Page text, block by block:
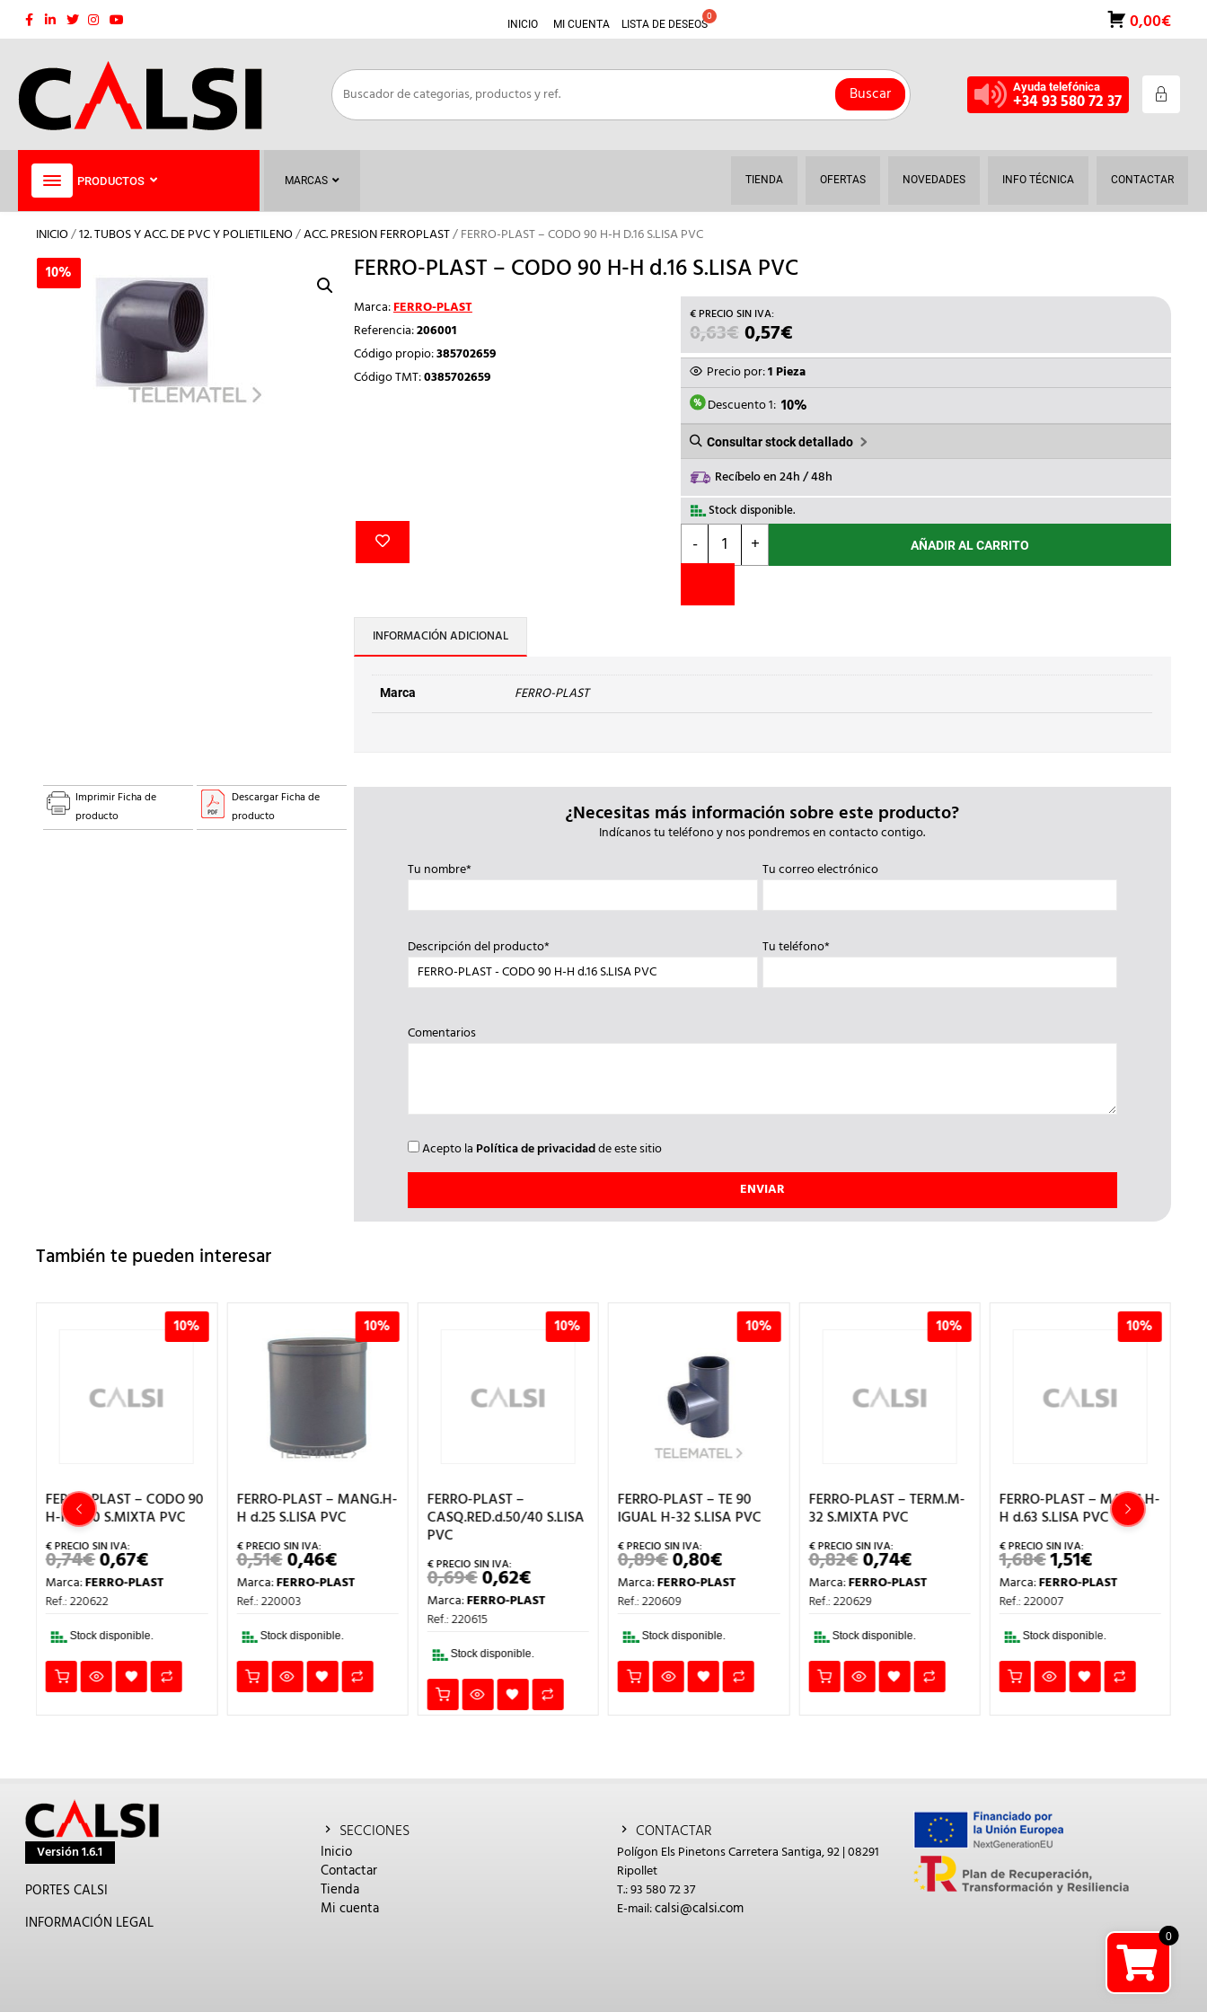
Saltar
INICIO MI CUENTA LISTA DE DESEOS 0,00€
Buscar Ayuda telefónica
+34 93 580 72 37
PRODUCTOS MARCAS TIENDA OFERTAS NOVEDADES INFO TÉCNICA CONTACTAR
INICIO/12. TUBOS Y ACC. DE PVC Y POLIETILENO/ACC. PRESION FERROPLAST/ FERRO-PLAST – CODO 90 H-H D.16 S.LISA PVC
10% FERRO-PLAST – CODO 90 H-H d.16 S.LISA PVC
Marca:FERRO-PLAST
Referencia:206001
Código propio:385702659
Código TMT:0385702659
0,63€ EL
PRECIO
ORIGINAL
ERA:
0,63€.
0,57€EL
PRECIO
ACTUAL
ES:
0,57€.
Precio por:1 Pieza
Descuento 1: 10%
Consultar stock detallado
Recíbelo en 24h / 48h
Stock disponible.
-
FERRO-
PLAST
90
+ AÑADIR AL CARRITO
INFORMACIÓN ADICIONAL
Marca FERRO-PLAST
10%
Imprimir Ficha de
producto
Descargar Ficha de
producto
¿Necesitas más información sobre este producto?
Indícanos tu teléfono y nos pondremos en contacto contigo.
Tu nombre*
Tu correo electrónico
Descripción del producto* Tu teléfono*
Comentarios
Acepto la Política de privacidadde este sitio
También te pueden interesar
10%
FERRO-PLAST – CODO 90
H-H d.20 S.MIXTA PVC
0,74€EL
PRECIO
ORIGINAL
ERA:
0,67€EL
PRECIO
ACTUAL
Marca:FERRO-PLAST
Ref.: 220622
Stock disponible.
10%
FERRO-PLAST – MANG.H-
H d.25 S.LISA PVC
0,51€EL
PRECIO
ORIGINAL
ERA:
0,46€EL
PRECIO
ACTUAL
Marca:FERRO-PLAST
Ref.: 220003
Stock disponible.
10%
FERRO-PLAST –
CASQ.RED.d.50/40 S.LISA
PVC
0,69€EL
PRECIO
ORIGINAL
ERA:
0,62€EL
PRECIO
ACTUAL
Marca:FERRO-PLAST
Ref.: 220615
Stock disponible.
10%
FERRO-PLAST – TE 90
IGUAL H-32 S.LISA PVC
0,89€EL
PRECIO
ORIGINAL
ERA:
0,80€EL
PRECIO
ACTUAL
Marca:FERRO-PLAST
Ref.: 220609
Stock disponible.
10%
FERRO-PLAST – TERM.M-
32 S.MIXTA PVC
0,82€EL
PRECIO
ORIGINAL
ERA:
0,74€EL
PRECIO
ACTUAL
Marca:FERRO-PLAST
Ref.: 220629
Stock disponible.
10%
FERRO-PLAST – MANG.H-
H d.63 S.LISA PVC
1,68€EL
PRECIO
ORIGINAL
ERA:
1,51€EL
PRECIO
ACTUAL
Marca:FERRO-PLAST
Ref.: 220007
Stock disponible.
Versión 1.6.1
PORTES CALSI
INFORMACIÓN LEGAL
SECCIONES
Inicio
Contactar
Tienda
Mi cuenta
CONTACTAR
Polígon Els Pinetons Carretera Santiga, 92 | 08291
Ripollet
T.: 93 580 72 37
E-mail:calsi@calsi.com
0